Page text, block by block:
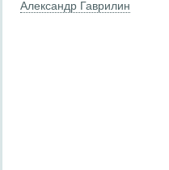
Александр Гаврилин